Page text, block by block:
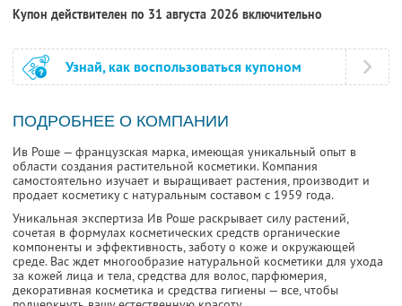
Купон действителен по 31 августа 2026 включительно
Узнай, как воспользоваться купоном
ПОДРОБНЕЕ О КОМПАНИИ
Ив Роше — французская марка, имеющая уникальный опыт в
области создания растительной косметики. Компания
самостоятельно изучает и выращивает растения, производит и
продает косметику с натуральным составом с 1959 года.
Уникальная экспертиза Ив Роше раскрывает силу растений,
сочетая в формулах косметических средств органические
компоненты и эффективность, заботу о коже и окружающей
среде. Вас ждет многообразие натуральной косметики для ухода
за кожей лица и тела, средства для волос, парфюмерия,
декоративная косметика и средства гигиены — все, чтобы